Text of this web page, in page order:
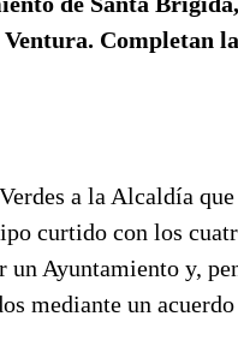
Completan
a la Alcaldía
curtido con los
un Ayuntamiento y,
mediante un